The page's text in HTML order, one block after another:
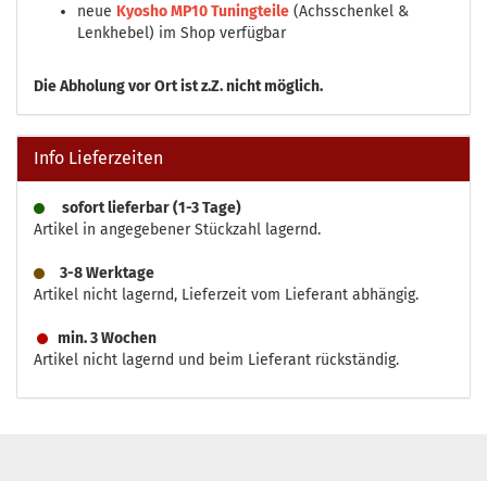
neue Kyosho MP10 Tuningteile (Achsschenkel &
Lenkhebel) im Shop verfügbar
DieAbholung vor Ort ist z.Z. nicht möglich.
Info Lieferzeiten
sofort lieferbar (1-3 Tage)
Artikel in angegebener Stückzahl lagernd.
3-8 Werktage
Artikel nicht lagernd, Lieferzeit vom Lieferant abhängig.
min. 3 Wochen
Artikel nicht lagernd und beim Lieferant rückständig.